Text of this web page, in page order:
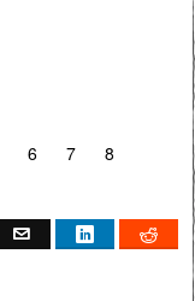
6 7 8